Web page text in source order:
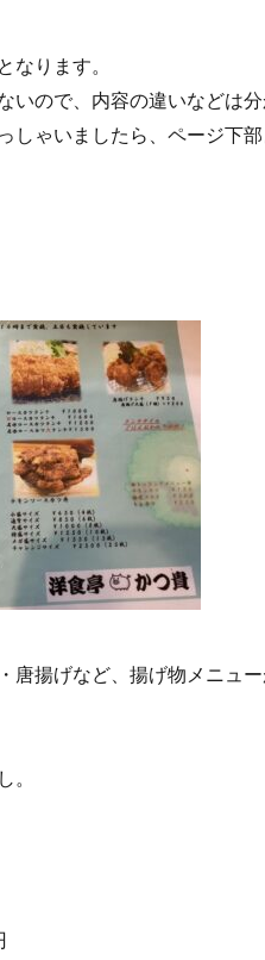
なります。
ので、内容の違いなどは分
しゃいましたら、ページ下
唐揚げなど、揚げ物メニュ
。